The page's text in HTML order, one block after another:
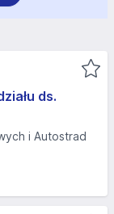
ds.
i Autostrad